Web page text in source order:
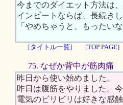
今までのダイエット方法は
インビートならば、長続き
「やめちゃうと、もったい
[タイトル一覧] [TOP PAGE]
75. なぜか背中が筋肉痛
昨日から使い始めました。
昨日は腹筋をやりました。
電気のビリビリは好きな感